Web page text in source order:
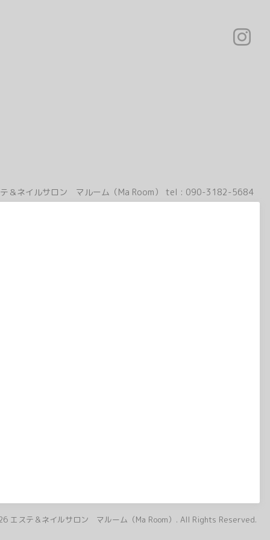
＆ネイルサロン マルーム（Ma Room） tel : 090-3182-5684
エステ＆ネイルサロン マルーム（Ma Room） . All Rights Reserved.